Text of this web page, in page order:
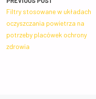
Filtry stosowane w układach
oczyszczania powietrza na
potrzeby placówek ochrony
zdrowia